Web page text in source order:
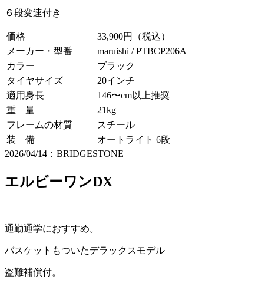
６段変速付き
価格
33,900円（税込）
メーカー・型番
maruishi / PTBCP206A
カラー
ブラック
タイヤサイズ
20インチ
適用身長
146〜cm以上推奨
重 量
21kg
フレームの材質
スチール
装 備
オートライト 6段
2026/04/14：BRIDGESTONE
エルビーワンDX
通勤通学におすすめ。
バスケットもついたデラックスモデル
盗難補償付。